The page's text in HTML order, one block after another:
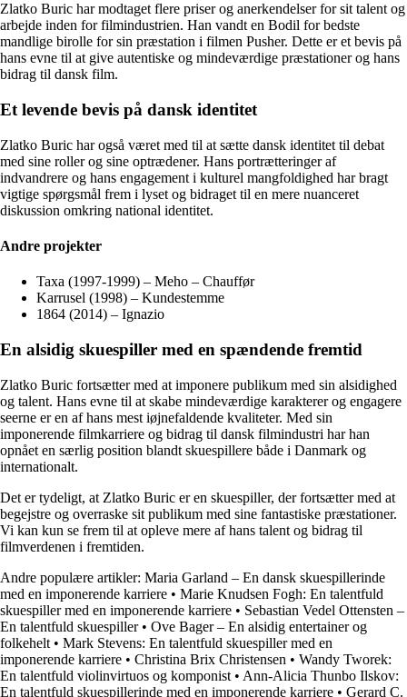
Zlatko Buric har modtaget flere priser og anerkendelser for sit talent og
arbejde inden for filmindustrien. Han vandt en Bodil for bedste
mandlige birolle for sin præstation i filmen Pusher. Dette er et bevis på
hans evne til at give autentiske og mindeværdige præstationer og hans
bidrag til dansk film.
Et levende bevis på dansk identitet
Zlatko Buric har også været med til at sætte dansk identitet til debat
med sine roller og sine optrædener. Hans portrætteringer af
indvandrere og hans engagement i kulturel mangfoldighed har bragt
vigtige spørgsmål frem i lyset og bidraget til en mere nuanceret
diskussion omkring national identitet.
Andre projekter
Taxa (1997-1999) – Meho – Chauffør
Karrusel (1998) – Kundestemme
1864 (2014) – Ignazio
En alsidig skuespiller med en spændende fremtid
Zlatko Buric fortsætter med at imponere publikum med sin alsidighed
og talent. Hans evne til at skabe mindeværdige karakterer og engagere
seerne er en af hans mest iøjnefaldende kvaliteter. Med sin
imponerende filmkarriere og bidrag til dansk filmindustri har han
opnået en særlig position blandt skuespillere både i Danmark og
internationalt.
Det er tydeligt, at Zlatko Buric er en skuespiller, der fortsætter med at
begejstre og overraske sit publikum med sine fantastiske præstationer.
Vi kan kun se frem til at opleve mere af hans talent og bidrag til
filmverdenen i fremtiden.
Andre populære artikler: Maria Garland – En dansk skuespillerinde
med en imponerende karriere • Marie Knudsen Fogh: En talentfuld
skuespiller med en imponerende karriere • Sebastian Vedel Ottensten –
En talentfuld skuespiller• Ove Bager – En alsidig entertainer og
folkehelt • Mark Stevens: En talentfuld skuespiller med en
imponerende karriere • Christina Brix Christensen • Wandy Tworek:
En talentfuld violinvirtuos og komponist • Ann-Alicia Thunbo Ilskov:
En talentfuld skuespillerinde med en imponerende karriere • Gerard C.